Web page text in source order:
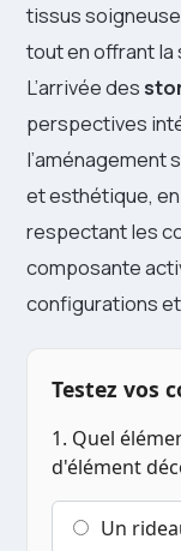
tissus
tout en offrant
L’arrivée des
perspectives
l’aménagement
et esthétique,
respectant les
composante
configurations
Testez vos
1. Quel
d'élément
Un